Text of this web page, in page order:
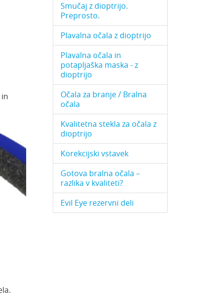
Smučaj z dioptrijo.
Preprosto.
Plavalna očala z dioptrijo
Plavalna očala in
potapljaška maska - z
dioptrijo
Očala za branje / Bralna
očala
Kvalitetna stekla za očala z
dioptrijo
Korekcijski vstavek
Gotova bralna očala –
razlika v kvaliteti?
Evil Eye rezervni deli